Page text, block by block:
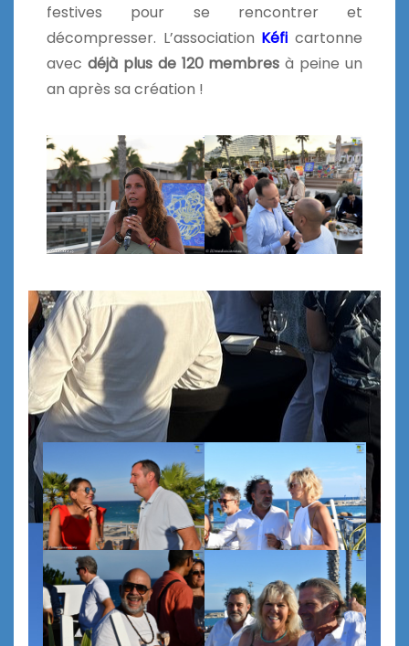
festives pour se rencontrer et
décompresser. L’association Kéfi cartonne
avec déjà plus de 120 membres à peine un
an après sa création !